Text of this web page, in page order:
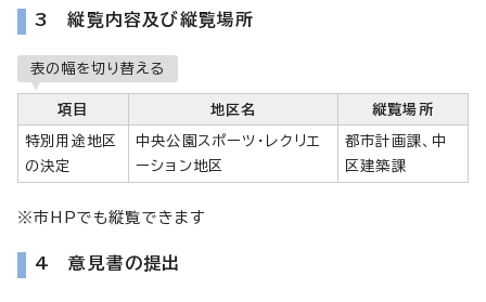
3 縦覧内容及び縦覧場所
表の幅を切り替える
項目 地区名 縦覧場所
特別用途地区
の決定
中央公園スポーツ・レクリエ
ーション地区
都市計画課、中
区建築課
※市HPでも縦覧できます
4 意見書の提出